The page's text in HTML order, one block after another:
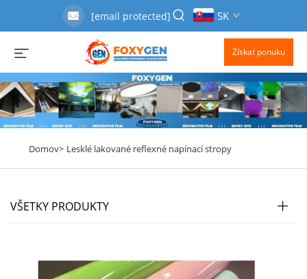
[email protected] SK
Získať ponuku
Domov> Lesklé lakované reflexné napínací stropy
VŠETKY PRODUKTY